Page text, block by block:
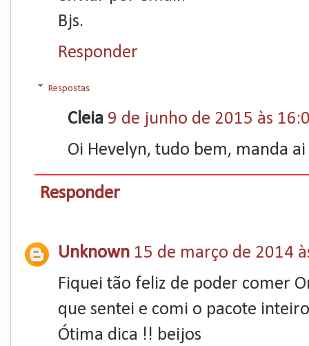
Bjs.
Responder
Respostas
Cleia 9 de junho de 2015 às
Oi Hevelyn, tudo bem, manda
Responder
Unknown 15 de março de 2014
Fiquei tão feliz de poder comer
que sentei e comi o pacote
Ótima dica !! beijos